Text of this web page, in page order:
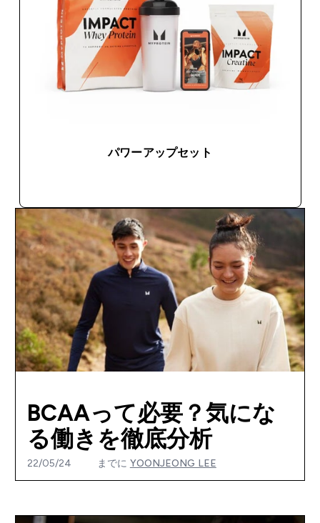
パワーアップセット
BCAAって必要？気にな
る働きを徹底分析
22/05/24 までに YOONJEONG LEE